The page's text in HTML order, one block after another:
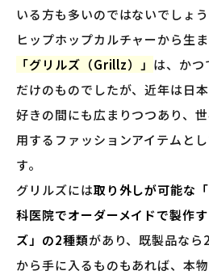
いる方も多いのではないでしょう
ヒップホップカルチャーから生
「グリルズ（Grillz）」 は、かつ
だけのものでしたが、近年は日
好きの間にも広まりつつあり、
用するファッションアイテムと
す。
グリルズには取り外しが可能な
科医院でオーダーメイドで製作
ズ」の2種類があり、既製品な
から手に入るものもあれば、本